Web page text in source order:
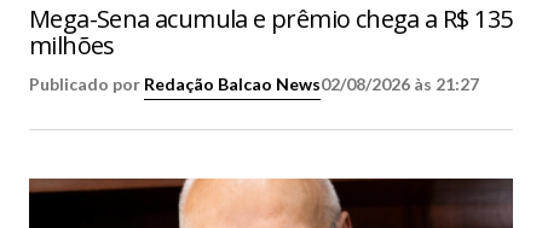
Mega-Sena acumula e prêmio chega a R$ 135
milhões
Publicado por Redação Balcao News02/08/2026 às 21:27